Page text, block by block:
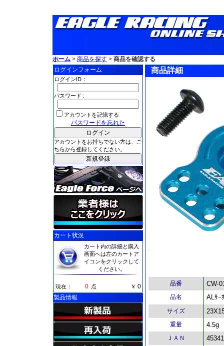
ホーム > 商品を探す > 商品を確認する
ログインフォーム
ログインID：
パスワード :
アカウントを記憶する
パスワードを忘れた
アカウントをお持ちでない方は、こ
ちらから登録してください。
カート状況
カート内の詳細と購入
画面へは左のカートア
イコンをクリックして
ください。
現在： 0 点 ￥ 0
製品情報
商品詳細
品番 CW-
品名 ALｻｰ
サイズ
重量 4.5g
ＪＡＮ